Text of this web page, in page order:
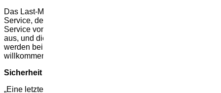
Das Last-Mile-Zentrum ermöglicht Picnic den schnellen
Service, der für frische Lebensmittel so wichtig ist. Der
Service von Picnic breitet sich jetzt in ganz Europa rasant
aus, und die ansprechenden kleinen Elektrofahrzeuge
werden bei den Kunden zu einem vertrauten und
willkommenen Anblick.
Sicherheit nie vergessen
„Eine letzte Herausforderung könnte man leicht übersehen“,